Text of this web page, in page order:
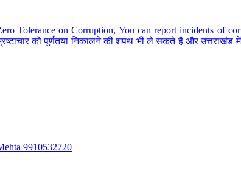
Tolerance on Corruption, You can report incidents of
को पूर्णतया निकालने की शपथ भी ले सकते हैं और उत्तराखंड में
9910532720